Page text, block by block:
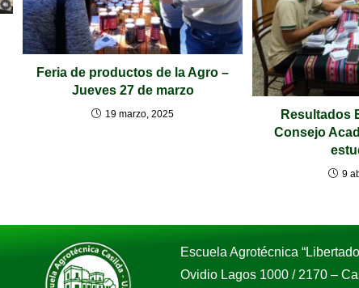
Feria de productos de la Agro –
Jueves 27 de marzo
19 marzo, 2025
Resultados
Consejo
9
Escuela Agrotécnica
Ovidio Lagos 1000 / 2170 –